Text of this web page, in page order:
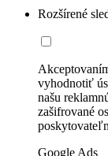
Rozšírené
vyhodnotiť
našu
zašifrované
Google Ads